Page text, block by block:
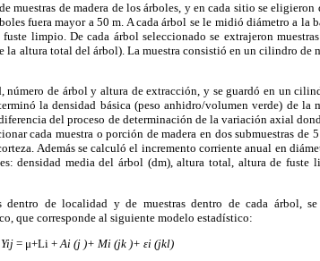
muestras de madera de los árboles, y en cada sitio se eligieron
fuera mayor a 50 m. A cada árbol se le midió diámetro a la
limpio. De cada árbol seleccionado se extrajeron
la altura total del árbol). La muestra consistió en un cilindro de
de árbol y altura de extracción, y se guardó en un
la densidad básica (peso anhidro/volumen verde) de la
del proceso de determinación de la variación axial
cada muestra o porción de madera en dos submuestras de
Además se calculó el incremento corriente anual en
densidad media del árbol (dm), altura total, altura de fuste
dentro de localidad y de muestras dentro de cada árbol,
que corresponde al siguiente modelo estadístico:
Yij= μ+Li + Ai (j )+ Mi (jk )+ εi (jkl)